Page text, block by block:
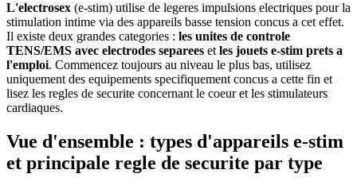
L'electrosex (e-stim) utilise de legeres impulsions electriques pour la
stimulation intime via des appareils basse tension concus a cet effet.
Il existe deux grandes categories : les unites de controle
TENS/EMS avec electrodes separees et les jouets e-stim prets a
l'emploi. Commencez toujours au niveau le plus bas, utilisez
uniquement des equipements specifiquement concus a cette fin et
lisez les regles de securite concernant le coeur et les stimulateurs
cardiaques.
Vue d'ensemble : types d'appareils e-stim
et principale regle de securite par type